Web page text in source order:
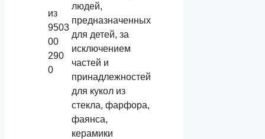
из
9503
00
290
0
людей,
предназначенных
для детей, за
исключением
частей и
принадлежностей
для кукол из
стекла, фарфора,
фаянса,
керамики